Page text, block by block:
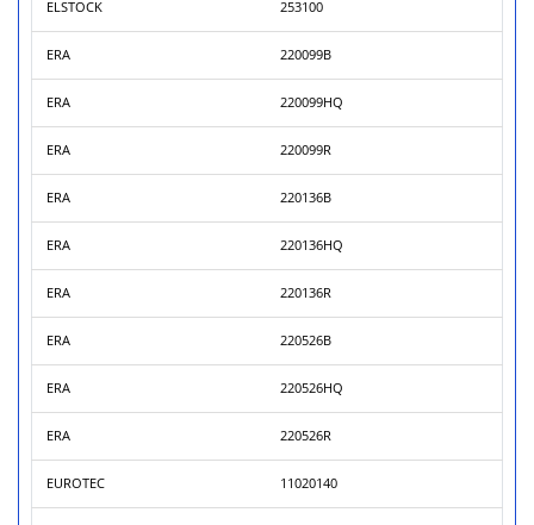
ELSTOCK 253100
ERA 220099B
ERA 220099HQ
ERA 220099R
ERA 220136B
ERA 220136HQ
ERA 220136R
ERA 220526B
ERA 220526HQ
ERA 220526R
EUROTEC 11020140